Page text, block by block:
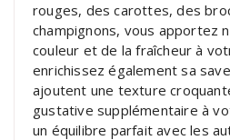
rouges, des carottes, des
champignons, vous apportez
couleur et de la fraîcheur à
enrichissez également sa
ajoutent une texture
gustative supplémentaire à
un équilibre parfait avec les